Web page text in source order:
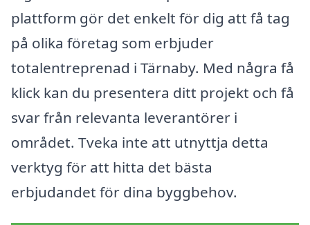
plattform gör det enkelt för dig att få tag
på olika företag som erbjuder
totalentreprenad i Tärnaby. Med några få
klick kan du presentera ditt projekt och få
svar från relevanta leverantörer i
området. Tveka inte att utnyttja detta
verktyg för att hitta det bästa
erbjudandet för dina byggbehov.